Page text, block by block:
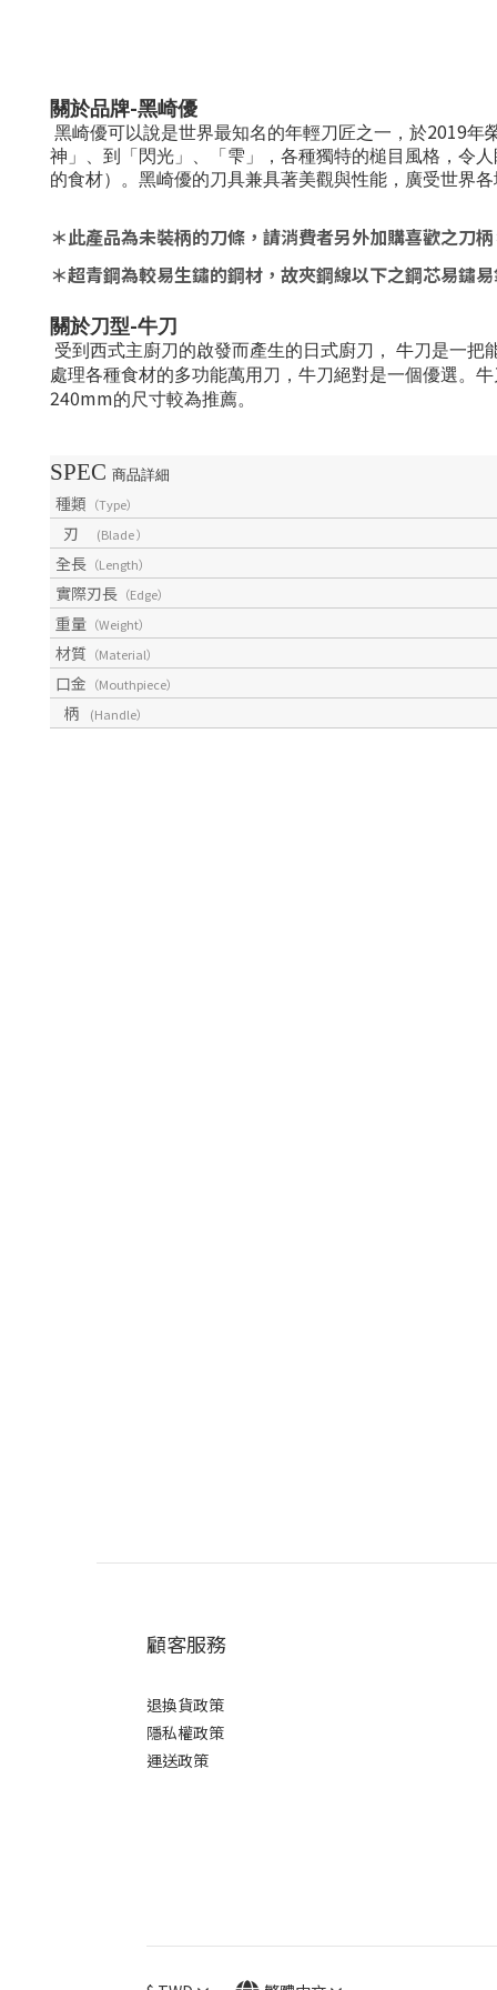
關於品牌-黑崎優
黑崎優可以說是世界最知名的年輕刀匠之一，於2019年
神」、到「閃光」、「 雫」，各種獨特的槌目風格，令
的食材）。黑崎優的刀具兼具著美觀與性能，廣受世界
＊此產品為未裝柄的刀條，請消費者另外加購喜歡之刀
＊超青鋼為較易生鏽的鋼材，故夾鋼線以下之鋼芯易鏽
關於刀型-牛刀
受到西式主廚刀的啟發而產生的日式廚刀，
牛刀是一把
處理各種食材的多功能萬用刀，牛刀絕對是一個優選。
240mm的尺寸較為推薦。
SPEC 商品詳細
種類 （Type）
刃 (Blade ）
全長 （Length）
實際刃長 （Edge）
重量 （Weight）
材質 （Material）
口金 （Mouthpiece）
柄 (Handle）
顧客服務
退換貨政策
隱私權政策
運送政策